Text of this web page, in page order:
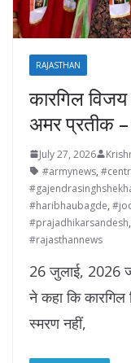
RAJASTHAN
कारगिल
अमर प्रतीक –
July 27, 2026
#armynews,
#haribhaubagde,
#prajadhikarsandesh,
#rajasthannews
26 जुलाई, 2026
ने कहा कि
स्मरण नहीं,